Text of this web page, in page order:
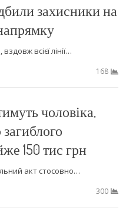
захисники на
всієї лінії…
168
чоловіка,
150 тис грн
акт стосовно…
300